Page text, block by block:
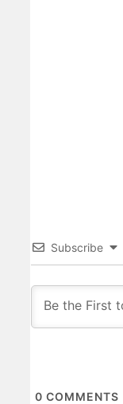
Subscribe
0 COMMENTS